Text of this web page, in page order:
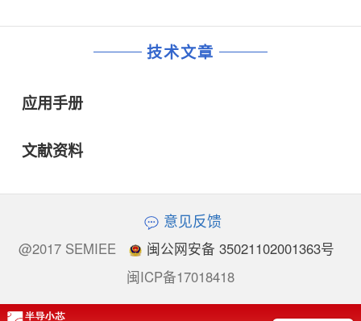
技术文章
应用手册
文献资料
意见反馈
@2017 SEMIEE
闽公网安备 35021102001363号
闽ICP备17018418